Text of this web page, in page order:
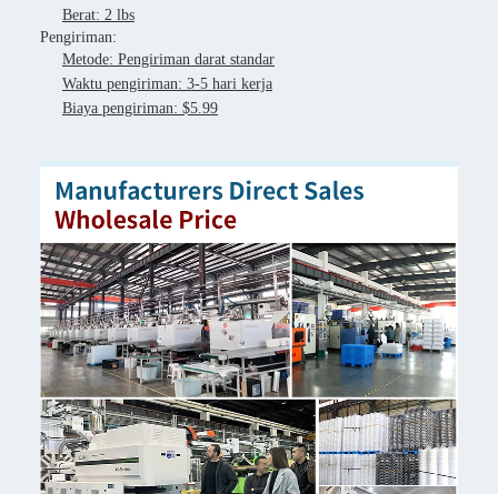
Berat: 2 lbs
Pengiriman:
Metode: Pengiriman darat standar
Waktu pengiriman: 3-5 hari kerja
Biaya pengiriman: $5.99